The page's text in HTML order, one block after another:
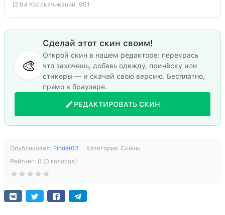
[2.64 Kb] скачиваний: 961
🎨
Сделай этот скин своим!
Открой скин в нашем редакторе: перекрась
что захочешь, добавь одежду, причёску или
стикеры — и скачай свою версию. Бесплатно,
прямо в браузере.
РЕДАКТИРОВАТЬ СКИН
Опубликовал: Finder02 Категория: Скины
Рейтинг: 0 (0 голосов)